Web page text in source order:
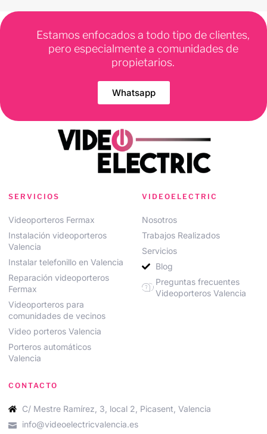
Estamos enfocados a todo tipo de clientes,
pero especialmente a comunidades de
propietarios.
Whatsapp
SERVICIOS
Videoporteros Fermax
Instalación videoporteros
Valencia
Instalar telefonillo en Valencia
Reparación videoporteros
Fermax
Videoporteros para
comunidades de vecinos
Video porteros Valencia
Porteros automáticos
Valencia
VIDEOELECTRIC
Nosotros
Trabajos Realizados
Servicios
Blog
Preguntas frecuentes
Videoporteros Valencia
CONTACTO
C/ Mestre Ramírez, 3, local 2, Picasent, Valencia
info@videoelectricvalencia.es